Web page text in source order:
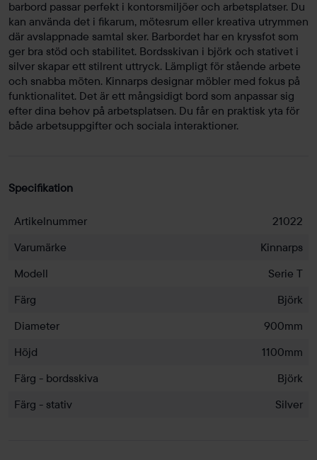
barbord passar perfekt i kontorsmiljöer och arbetsplatser. Du
kan använda det i fikarum, mötesrum eller kreativa utrymmen
där avslappnade samtal sker. Barbordet har en kryssfot som
ger bra stöd och stabilitet. Bordsskivan i björk och stativet i
silver skapar ett stilrent uttryck. Lämpligt för stående arbete
och snabba möten. Kinnarps designar möbler med fokus på
funktionalitet. Det är ett mångsidigt bord som anpassar sig
efter dina behov på arbetsplatsen. Du får en praktisk yta för
både arbetsuppgifter och sociala interaktioner.
Specifikation
Artikelnummer
21022
Varumärke
Kinnarps
Modell
Serie T
Färg
Björk
Diameter
900mm
Höjd
1100mm
Färg - bordsskiva
Björk
Färg - stativ
Silver